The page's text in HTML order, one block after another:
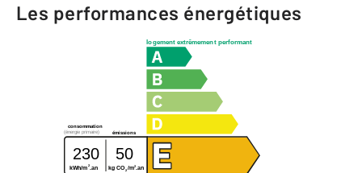
Les performances énergétiques
logement extrêmement performant
consommation
émissions
(énergie primaire)
230 50
kWh/m2.an kg CO2/m2 .an